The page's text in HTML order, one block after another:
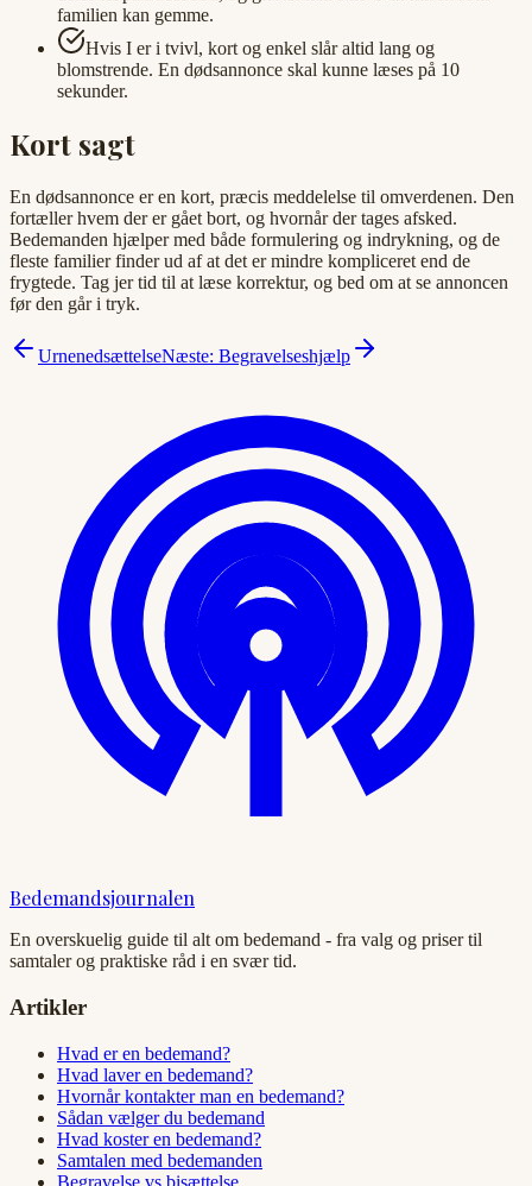
familien kan gemme.
Hvis I er i tvivl, kort og enkel slår altid lang og
blomstrende. En dødsannonce skal kunne læses på 10
sekunder.
Kort sagt
En dødsannonce er en kort, præcis meddelelse til omverdenen. Den
fortæller hvem der er gået bort, og hvornår der tages afsked.
Bedemanden hjælper med både formulering og indrykning, og de
fleste familier finder ud af at det er mindre kompliceret end de
frygtede. Tag jer tid til at læse korrektur, og bed om at se annoncen
før den går i tryk.
UrnenedsættelseNæste: Begravelseshjælp
Bedemandsjournalen
En overskuelig guide til alt om bedemand - fra valg og priser til
samtaler og praktiske råd i en svær tid.
Artikler
Hvad er en bedemand?
Hvad laver en bedemand?
Hvornår kontakter man en bedemand?
Sådan vælger du bedemand
Hvad koster en bedemand?
Samtalen med bedemanden
Begravelse vs bisættelse